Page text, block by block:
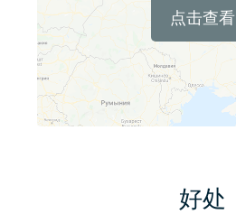
点击查看
好处